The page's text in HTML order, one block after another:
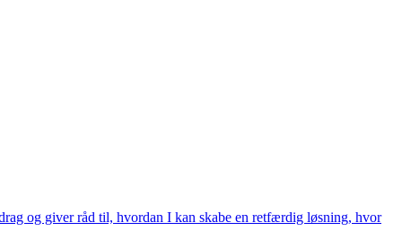
og giver råd til, hvordan I kan skabe en retfærdig løsning, hvor